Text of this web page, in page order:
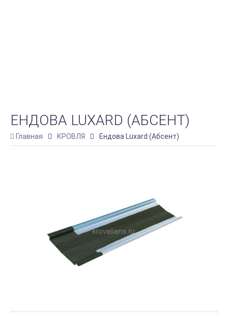
ЕНДОВА LUXARD (АБСЕНТ)
Главная КРОВЛЯ Ендова Luxard (Абсент)